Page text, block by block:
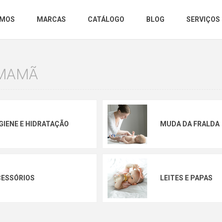
MARCAS CATÁLOGO BLOG SERVIÇOS
E HIDRATAÇÃO MUDA DA FRALDA
LEITES E PAPAS